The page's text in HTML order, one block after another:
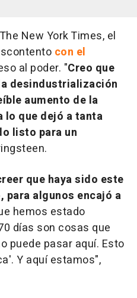
New York Times, el
con el
al poder. "Creo que
desindustrialización
aumento de la
lo que dejó a tanta
listo para un
que haya sido este
para algunos encajó a
hemos estado
días son cosas que
puede pasar aquí. Esto
Y aquí estamos",